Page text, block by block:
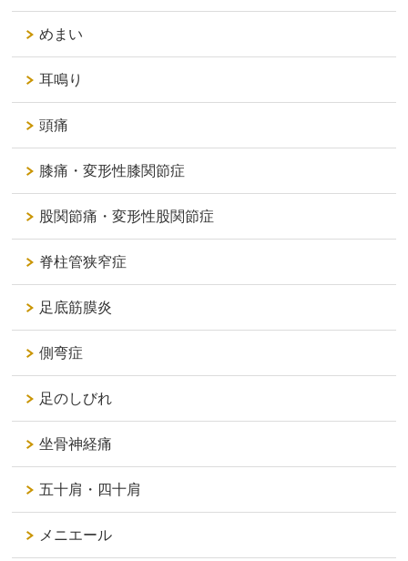
めまい
耳鳴り
頭痛
膝痛・変形性膝関節症
股関節痛・変形性股関節症
脊柱管狭窄症
足底筋膜炎
側弯症
足のしびれ
坐骨神経痛
五十肩・四十肩
メニエール